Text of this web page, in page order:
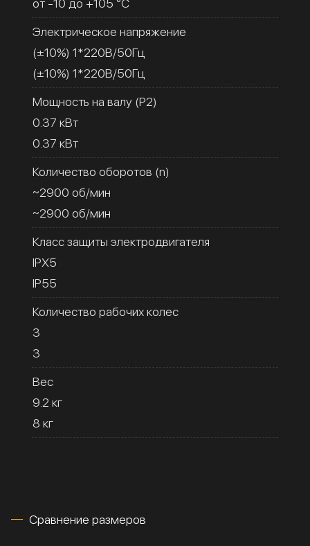
Электрическое напряжение
(±10%) 1*220В/50Гц
(±10%) 1*220В/50Гц
Мощность на валу (Р2)
0.37 кВт
0.37 кВт
Количество оборотов (n)
~2900 об/мин
~2900 об/мин
Класс защиты электродвигателя
IPX5
IP55
Количество рабочих колес
3
3
Вес
9.2 кг
8 кг
Сравнение размеров